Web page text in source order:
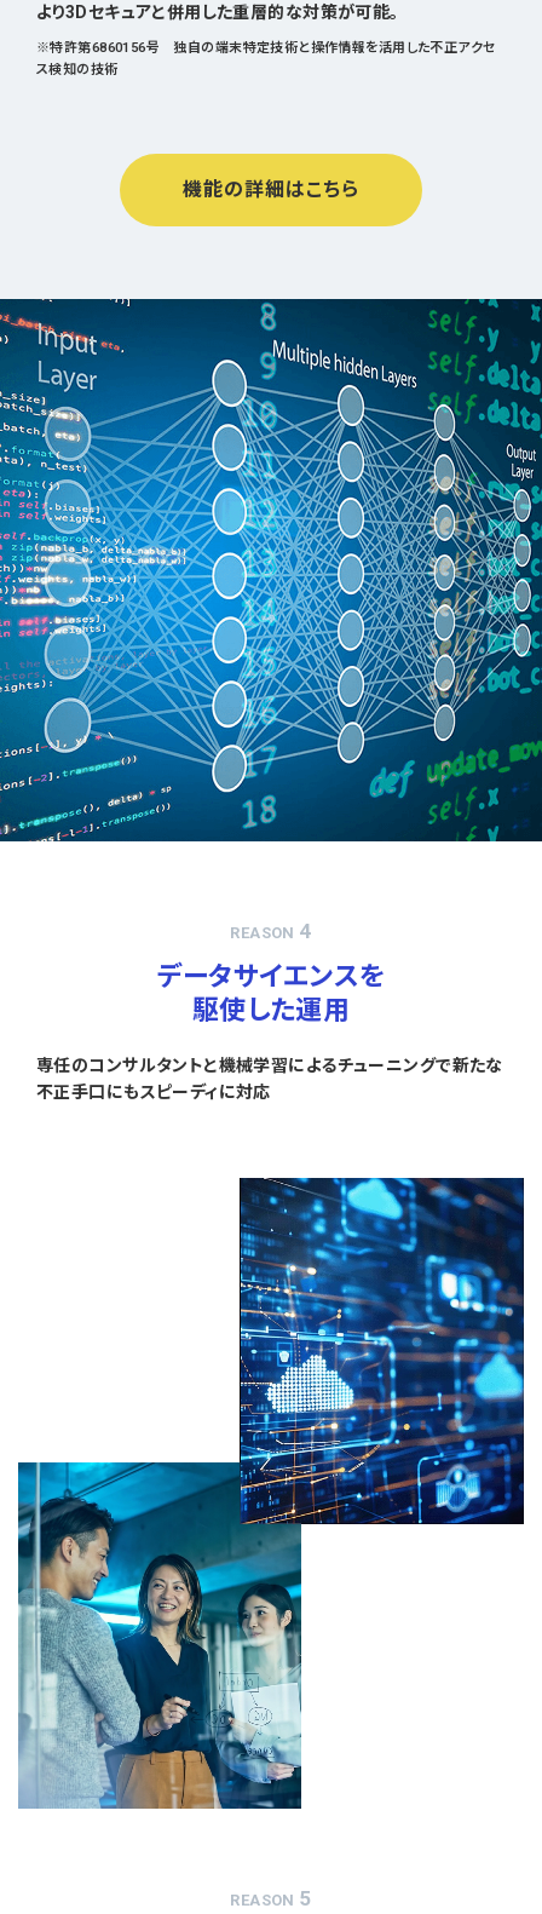
より3Dセキュアと併用した重層的な対策が可能。
※特許第6860156号 独自の端末特定技術と操作情報を活用した不正アクセ
ス検知の技術
機能の詳細はこちら
REASON 4
データサイエンスを
駆使した運用
専任のコンサルタントと機械学習によるチューニングで新たな
不正手口にもスピーディに対応
REASON 5